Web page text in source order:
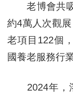
老博會共吸
約4萬人次觀
老項目122個
國養老服務行
2024年，瀋